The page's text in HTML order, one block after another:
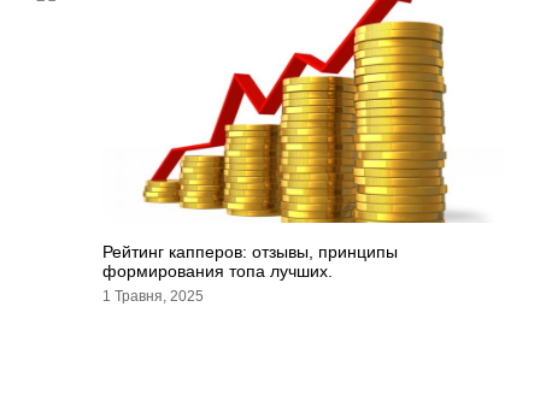
Рейтинг капперов: отзывы, принципы
формирования топа лучших.
1 Травня, 2025